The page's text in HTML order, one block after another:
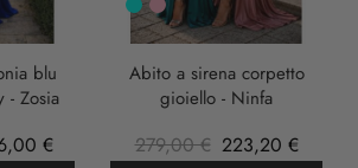
blu
- Zosia
€
Turchese
rosa
anticha
Abito a sirena corpetto
gioiello - Ninfa
279,00 € 223,20 €